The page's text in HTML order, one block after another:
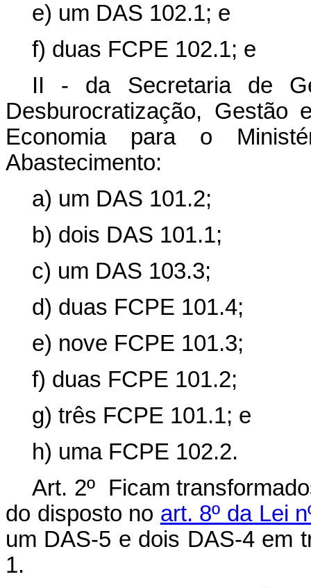
e) um DAS 102.1; e
f) duas FCPE 102.1; e
II - da Secretaria de
Desburocratização,
Economia para o
Abastecimento:
a) um DAS 101.2;
b) dois DAS 101.1;
c) um DAS 103.3;
d) duas FCPE 101.4;
e) nove FCPE 101.3;
f) duas FCPE 101.2;
g) três FCPE 101.1; e
h) uma FCPE 102.2.
Art. 2º Ficam
do disposto no art. 8º da Lei
um DAS-5 e dois DAS-4 em
1.